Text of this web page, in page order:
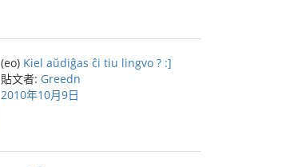
(eo) Kiel aŭdiĝas ĉi tiu lingvo ? :]
貼文者: Greedn
2010年10月9日